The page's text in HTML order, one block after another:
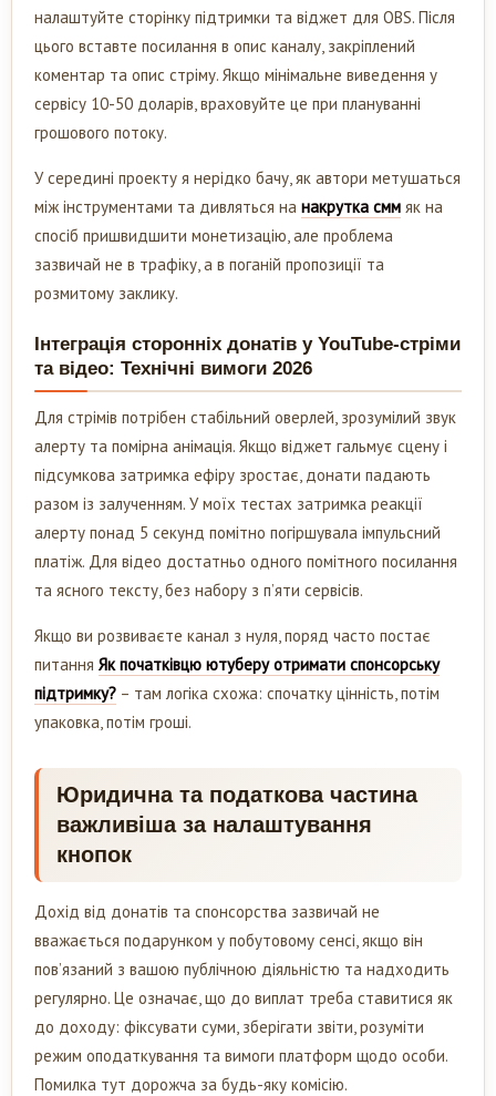
налаштуйте сторінку підтримки та віджет для OBS. Після
цього вставте посилання в опис каналу, закріплений
коментар та опис стріму. Якщо мінімальне виведення у
сервісу 10-50 доларів, враховуйте це при плануванні
грошового потоку.
У середині проекту я нерідко бачу, як автори метушаться
між інструментами та дивляться на накрутка смм як на
спосіб пришвидшити монетизацію, але проблема
зазвичай не в трафіку, а в поганій пропозиції та
розмитому заклику.
Інтеграція сторонніх донатів у YouTube-стріми
та відео: Технічні вимоги 2026
Для стрімів потрібен стабільний оверлей, зрозумілий звук
алерту та помірна анімація. Якщо віджет гальмує сцену і
підсумкова затримка ефіру зростає, донати падають
разом із залученням. У моїх тестах затримка реакції
алерту понад 5 секунд помітно погіршувала імпульсний
платіж. Для відео достатньо одного помітного посилання
та ясного тексту, без набору з п’яти сервісів.
Якщо ви розвиваєте канал з нуля, поряд часто постає
питання Як початківцю ютуберу отримати спонсорську
підтримку? – там логіка схожа: спочатку цінність, потім
упаковка, потім гроші.
Юридична та податкова частина
важливіша за налаштування
кнопок
Дохід від донатів та спонсорства зазвичай не
вважається подарунком у побутовому сенсі, якщо він
пов’язаний з вашою публічною діяльністю та надходить
регулярно. Це означає, що до виплат треба ставитися як
до доходу: фіксувати суми, зберігати звіти, розуміти
режим оподаткування та вимоги платформ щодо особи.
Помилка тут дорожча за будь-яку комісію.